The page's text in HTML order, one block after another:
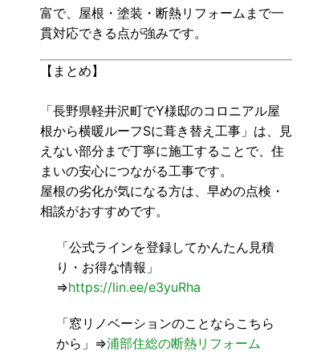
富で、屋根・塗装・断熱リフォームまで一
貫対応できる点が強みです。
【まとめ】
「長野県軽井沢町でY様邸のコロニアル屋
根から横暖ルーフSに葺き替え工事」は、見
えない部分まで丁寧に施工することで、住
まいの安心につながる工事です。
屋根の劣化が気になる方は、早めの点検・
相談がおすすめです。
「公式ラインを登録してかんたん見積
り・お得な情報」
⇒https://lin.ee/e3yuRha
「窓リノベーションのことならこちら
から」⇒浦部住総の断熱リフォーム